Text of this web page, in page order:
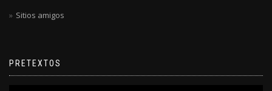
Sitios amigos
PRETEXTOS